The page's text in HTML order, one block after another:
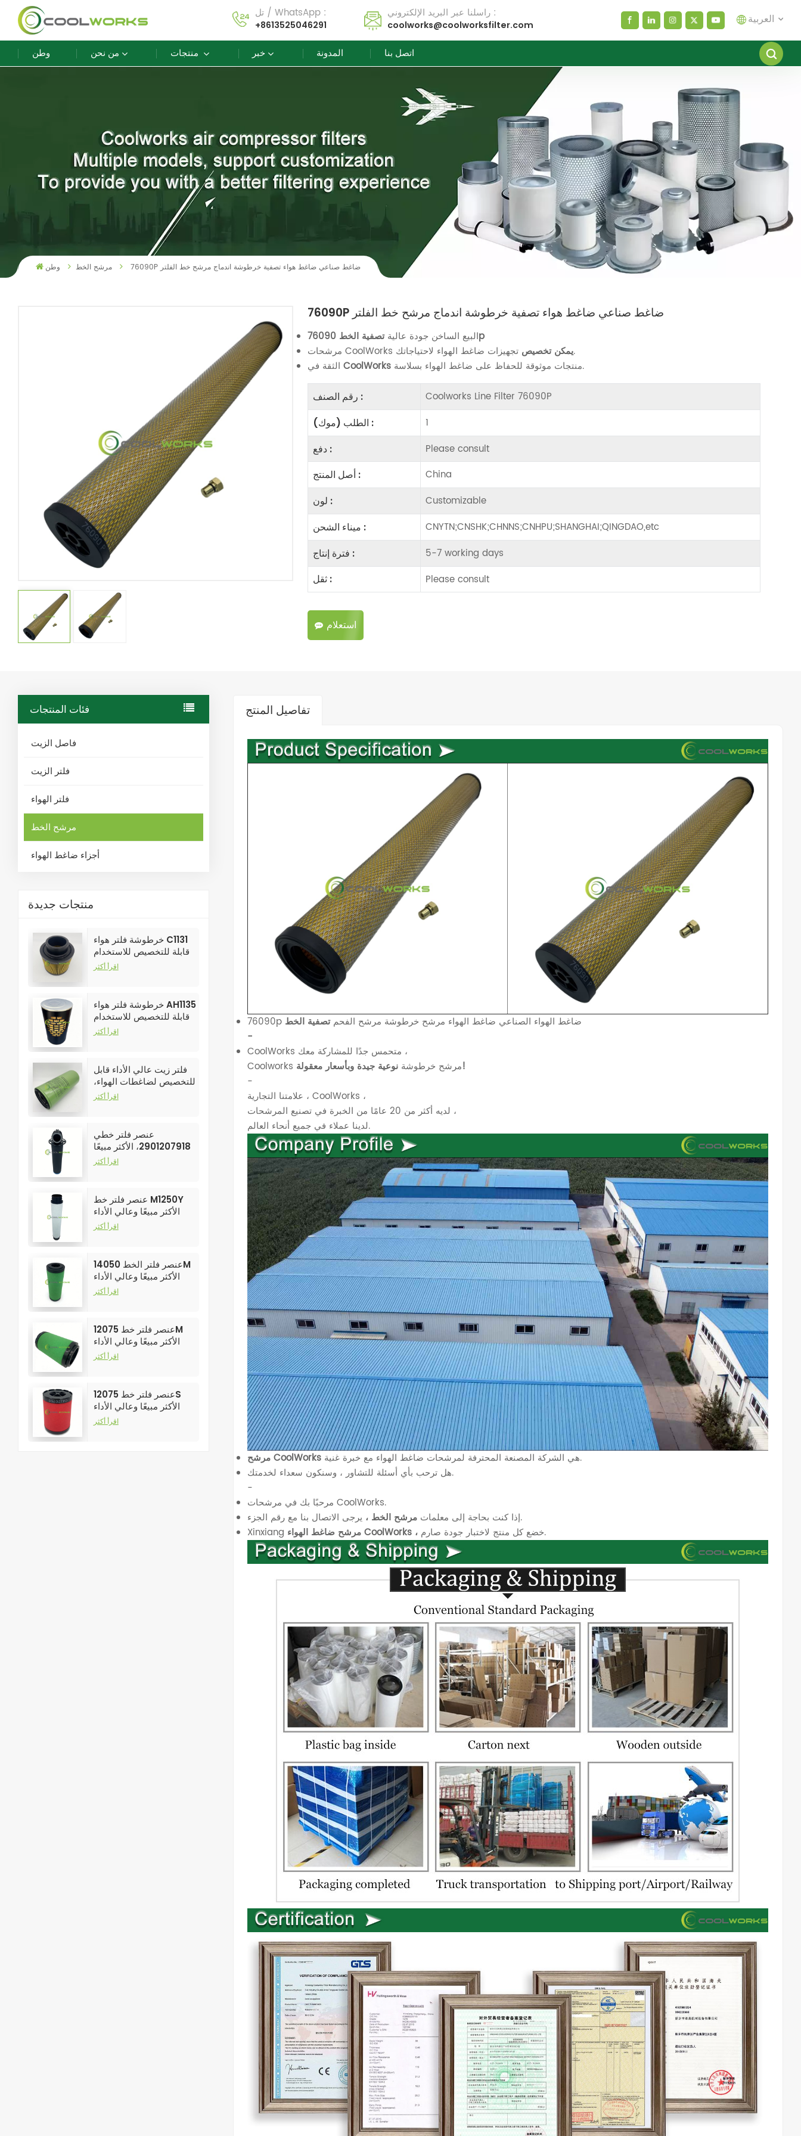
تل / WhatsApp :
+8613525046291
راسلنا عبر البريد الإلكتروني :
coolworks@coolworksfilter.com العربية
español
العربية
русский
Melayu
وطن من نحن خبر المدونة اتصل بنا
وطن مرشح الخط 76090P ضاغط صناعي ضاغط هواء تصفية خرطوشة اندماج مرشح خط الفلتر
76090P ضاغط صناعي ضاغط هواء تصفية خرطوشة اندماج مرشح خط الفلتر
البيع الساخن جودة عاليةتصفية الخط
76090p
مرشحات CoolWorks
يمكن تخصيصتجهيزات ضاغط الهواء لاحتياجاتك.
CoolWorks منتجات موثوقة للحفاظ على ضاغط الهواء بسلاسة.
رقم الصنف : Coolworks Line Filter 76090P
الطلب (موك) : 1
دفع : Please consult
أصل المنتج : China
لون : Customizable
ميناء الشحن : CNYTN;CNSHK;CHNNS;CNHPU;SHANGHAI;QINGDAO,etc
فترة إنتاج : 5-7 working days
ثقل : Please consult
استعلام
فئات المنتجات
فاصل الزيت
فلتر الزيت
فلتر الهواء
مرشح الخط
أجزاء ضاغط الهواء
منتجات جديدة
خرطوشة فلتر هواء C1131
قابلة للتخصيص للاستخدام
الصناعي في فلاتر ضواغط
اقرأ أكثر
خرطوشة فلتر هواء AH1135
قابلة للتخصيص للاستخدام
الصناعي في فلاتر ضواغط
اقرأ أكثر
فلتر زيت عالي الأداء قابل
للتخصيص لضاغطات الهواء،
اقرأ أكثر
عنصر فلتر خطي
2901207918، الأكثر مبيعًا
وعالي الأداء لفلاتر ضواغط
اقرأ أكثر
عنصر فلتر خط M1250Y
الأكثر مبيعًا وعالي الأداء
لفلاتر ضواغط الهواء
اقرأ أكثر
عنصر فلتر الخط 14050M
الأكثر مبيعًا وعالي الأداء
لفلاتر ضواغط الهواء
اقرأ أكثر
عنصر فلتر خط 12075M
الأكثر مبيعًا وعالي الأداء
لفلاتر ضواغط الهواء
اقرأ أكثر
عنصر فلتر خط 12075S
الأكثر مبيعًا وعالي الأداء
لفلاتر ضواغط الهواء
اقرأ أكثر
تفاصيل المنتج
76090p ضاغط الهواء الصناعي ضاغط الهواء مرشح خرطوشة مرشح الفحمتصفية الخط
-
CoolWorks متحمس جدًا للمشاركة معك ،
Coolworks مرشح خرطوشةنوعية جيدة وبأسعار معقولة!
-
علامتنا التجارية ، CoolWorks ،
لديه أكثر من 20 عامًا من الخبرة في تصنيع المرشحات ،
لدينا عملاء في جميع أنحاء العالم.
مرشح CoolWorks
هي الشركة المصنعة المحترفة لمرشحات ضاغط الهواء مع خبرة غنية.
هل ترحب بأي أسئلة للتشاور ، وسنكون سعداء لخدمتك.
-
مرحبًا بك في مرشحات CoolWorks.
إذا كنت بحاجة إلى معلمات مرشح الخط ،
يرجى الاتصال بنا مع رقم الجزء.
Xinxiang
مرشح ضاغط الهواء CoolWorks ، خضع كل منتج لاختبار جودة صارم.